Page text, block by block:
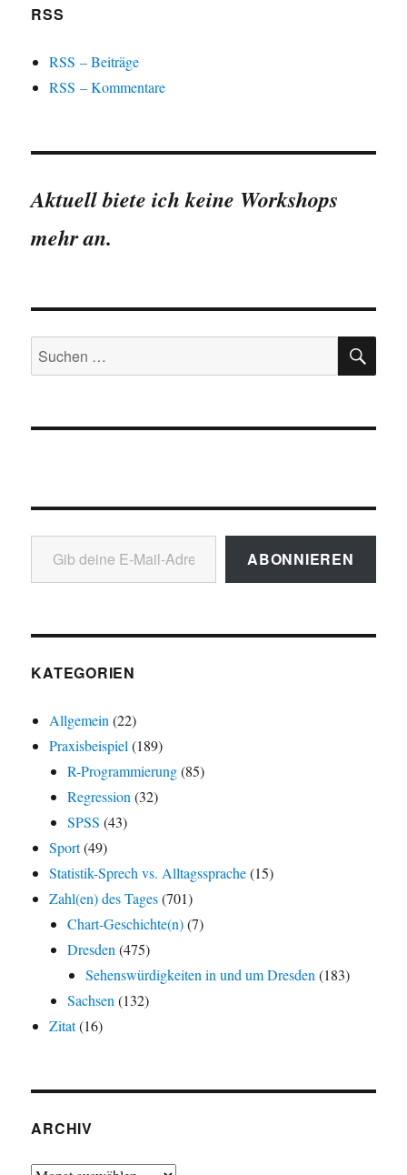
RSS
RSS – Beiträge
RSS – Kommentare
Aktuell biete ich keine Workshops
mehr an.
Suchen
nach:
Gib deine E-Mail-Adresse ein ...
ABONNIEREN
KATEGORIEN
Allgemein (22)
Praxisbeispiel (189)
R-Programmierung(85)
Regression (32)
SPSS (43)
Sport(49)
Statistik-Sprech vs. Alltagssprache(15)
Zahl(en) des Tages(701)
Chart-Geschichte(n)(7)
Dresden (475)
Sehenswürdigkeiten in und um Dresden (183)
Sachsen (132)
Zitat(16)
ARCHIV